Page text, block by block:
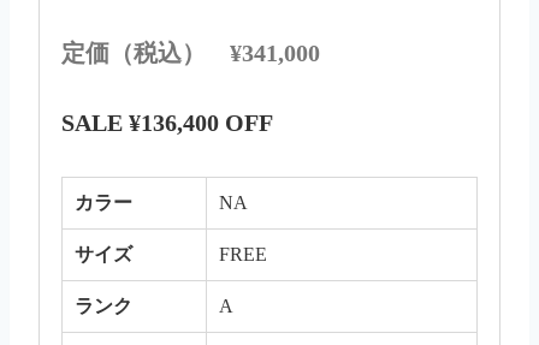
定価（税込） ¥341,000
SALE ¥136,400 OFF
カラー NA
サイズ FREE
ランク A